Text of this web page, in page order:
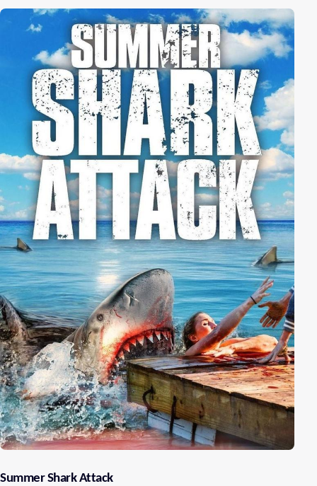
Forschungslabor: Haben die Mitarbeiter der
geheimnisvollen Einrichtung etwa mit einem Virus
experimentiert? Und noch viel wichtiger ist die
Antwort auf die Frage, ob nur Haie oder auch
Menschen infiziert werden können. Nicht nur die
Angst davor, sich in einen bissigen Zombie zu
verwandeln, macht den Kurzurlaub zu einem
albtraumhaften Trip in die Hölle.
Summer Shark Attack